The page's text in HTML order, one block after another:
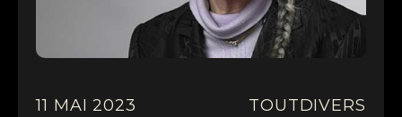
11 MAI 2023 TOUTDIVERS